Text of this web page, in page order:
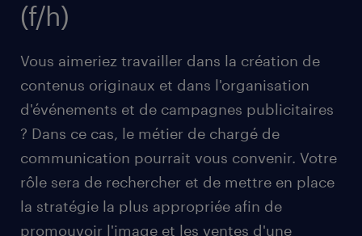
(f/h)
Vous aimeriez travailler dans la création de
contenus originaux et dans l'organisation
d'événements et de campagnes publicitaires
? Dans ce cas, le métier de chargé de
communication pourrait vous convenir. Votre
rôle sera de rechercher et de mettre en place
la stratégie la plus appropriée afin de
promouvoir l'image et les ventes d'une